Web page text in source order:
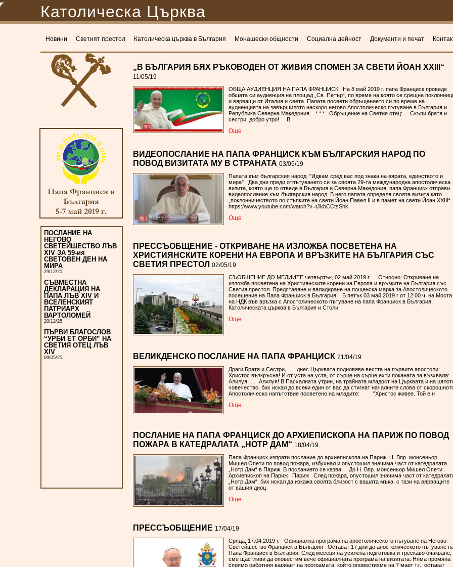
Католическа Църква
Новини Светият престол Католическа църква в България Монашески общности Социална дейност Документи и печат
ПОСЛАНИЕ НА
НЕГОВО
СВЕТЕЙШЕСТВО ЛЪВ
XIV ЗА 59-ия
СВЕТОВЕН ДЕН НА
МИРА
29/12/25
СЪВМЕСТНА
ДЕКЛАРАЦИЯ НА
ПАПА ЛЪВ XIV И
ВСЕЛЕНСКИЯТ
ПАТРИАРХ
ВАРТОЛОМЕЙ
20/12/25
ПЪРВИ БЛАГОСЛОВ
“УРБИ ЕТ ОРБИ” НА
СВЕТИЯ ОТЕЦ ЛЪВ
XIV
09/05/25
„В БЪЛГАРИЯ БЯХ РЪКОВОДЕН ОТ ЖИВИЯ СПОМЕН ЗА СВЕТИ ЙОАН ХХІІІ“
11/05/19
ОБЩА АУДИЕНЦИЯ НА ПАПА ФРАНЦИСК На 8 май 2019 г. папа Франциск проведе
общата си аудиенция на площад „Св. Петър“, по време на която се срещна
и вярващи от Италия и света. Папата посвети обръщението си по време на
аудиенцията на завършилото наскоро негово Апостолическо пътуване в България и
Република Северна Македония. * * * Обръщение на Светия отец: Скъпи братя и
сестри, добро утро! В
Oще
ВИДЕОПОСЛАНИЕ НА ПАПА ФРАНЦИСК КЪМ БЪЛГАРСКИЯ НАРОД ПО
ПОВОД ВИЗИТАТА МУ В СТРАНАТА 03/05/19
Папата към българския народ: "Идвам сред вас под знака на вярата, единството и
мира" Два дни преди отпътуването си за своята 29-та международна апостолическа
визита, която ще го отведе в България и Северна Македония, папа Франциск отправи
видеопослание към българския народ. В него папата определя своята визита като
„поклонничеството по стъпките на свети Йоан Павел ІІ и в памет на свети Йоан
https://www.youtube.com/watch?v=tJkbCCtsShk
Oще
ПРЕССЪОБЩЕНИЕ - ОТКРИВАНЕ НА ИЗЛОЖБА ПОСВЕТЕНА НА
ХРИСТИЯНСКИТЕ КОРЕНИ НА ЕВРОПА И ВРЪЗКИТЕ НА БЪЛГАРИЯ СЪС
СВЕТИЯ ПРЕСТОЛ 02/05/19
СЪОБЩЕНИЕ ДО МЕДИИТЕ четвъртък, 02 май 2019 г. Относно: Откриване на
изложба посветена на Християнските корени на Европа и връзките на България със
Светия престол. Представяне и валидиране на пощенска марка за Апостолическото
посещение на Папа Франциск в България. В петък 03 май 2019 г от 12:00 ч. на Моста
на НДК във връзка с Апостолическото пътуване на папа Франциск в България,
Католическата църква в България и Столи
Oще
ВЕЛИКДЕНСКО ПОСЛАНИЕ НА ПАПА ФРАНЦИСК 21/04/19
Драги Братя и Сестри, днес Църквата подновява вестта на първите апостоли:
Христос възкръсна! И от уста на уста, от сърце на сърце ехти поканата за възхвала:
Алилуя! … Алилуя! В Пасхалната утрин, на трайната младост на Църквата и на
човечество, бих искал до всеки един от вас да стигнат началните слова от
Aпостолическo напътствие посветено на младите: "Христос живее. Той е н
Oще
ПОСЛАНИЕ НА ПАПА ФРАНЦИСК ДО АРХИЕПИСКОПА НА ПАРИЖ ПО ПОВОД
ПОЖАРА В КАТЕДРАЛАТА „НОТР ДАМ“ 18/04/19
Папа Франциск изпрати послание до архиепископа на Париж, Н. Впр. монсеньор
Мишел Опети по повод пожара, избухнал и опустошил значима част от катедралата
„Нотр Дам“ в Париж. В посланието се казва: До Н. Впр. монсеньор Мишел Опети
Архиепископ на Париж Париж След пожара, опустошил значима част от
„Нотр Дам“, бих искал да изкажа своята близост с вашата мъка, с тази на вярващите
от вашия диоц
Oще
ПРЕССЪОБЩЕНИЕ 17/04/19
Сряда, 17.04.2019 г. Официална програма на апостолическото пътуване на Негово
Светейшество Франциск в България Остават 17 дни до апостолическото пътуване
Папа Франциск в България. След месеци на усилена подготовка и трескаво очакване,
сме щастливи да оповестим вече официалната програма на визитата. Няма промяна
спрямо работния вариант на програмата, който оповестихме на 7 март т.г., остават